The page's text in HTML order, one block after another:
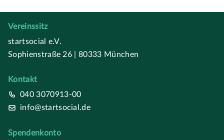
Vereinssitz
startsocial e.V.
Sophienstraße 26 | 80333 München
Kontakt
040 3070913-00
info@startsocial.de
Spendenkonto